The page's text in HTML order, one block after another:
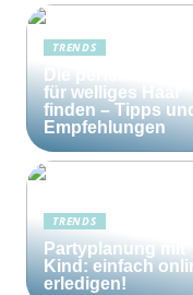
TRENDS
Die perfekte Bürste
für welliges Haar
finden – Tipps und
Empfehlungen
TRENDS
Partyplanung mit
Kind: einfach
erledigen!